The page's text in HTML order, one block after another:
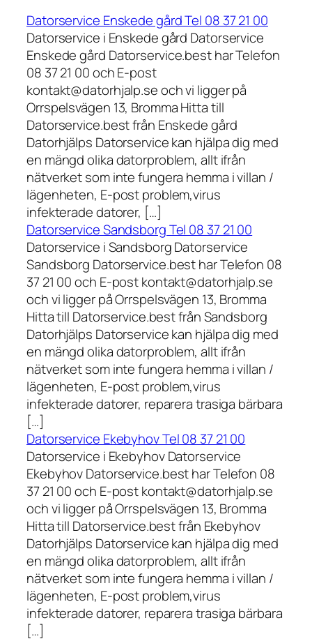
Datorservice Enskede gård Tel 08 37 21 00
Datorservice i Enskede gård Datorservice
Enskede gård Datorservice.best har Telefon
08 37 21 00 och E-post
kontakt@datorhjalp.se och vi ligger på
Orrspelsvägen 13, Bromma Hitta till
Datorservice.best från Enskede gård
Datorhjälps Datorservice kan hjälpa dig med
en mängd olika datorproblem, allt ifrån
nätverket som inte fungera hemma i villan /
lägenheten, E-post problem,virus
infekterade datorer, […]
Datorservice Sandsborg Tel 08 37 21 00
Datorservice i Sandsborg Datorservice
Sandsborg Datorservice.best har Telefon 08
37 21 00 och E-post kontakt@datorhjalp.se
och vi ligger på Orrspelsvägen 13, Bromma
Hitta till Datorservice.best från Sandsborg
Datorhjälps Datorservice kan hjälpa dig med
en mängd olika datorproblem, allt ifrån
nätverket som inte fungera hemma i villan /
lägenheten, E-post problem,virus
infekterade datorer, reparera trasiga bärbara
[…]
Datorservice Ekebyhov Tel 08 37 21 00
Datorservice i Ekebyhov Datorservice
Ekebyhov Datorservice.best har Telefon 08
37 21 00 och E-post kontakt@datorhjalp.se
och vi ligger på Orrspelsvägen 13, Bromma
Hitta till Datorservice.best från Ekebyhov
Datorhjälps Datorservice kan hjälpa dig med
en mängd olika datorproblem, allt ifrån
nätverket som inte fungera hemma i villan /
lägenheten, E-post problem,virus
infekterade datorer, reparera trasiga bärbara
[…]